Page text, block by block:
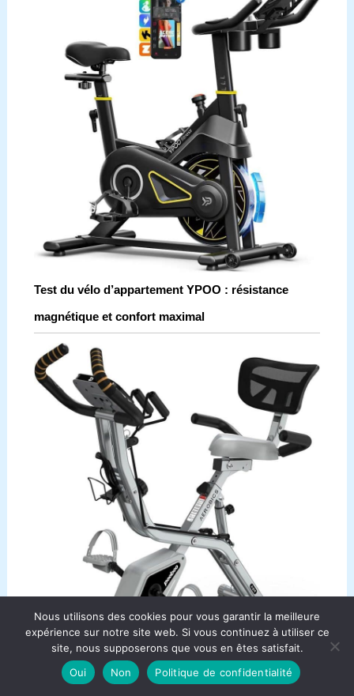
Test du vélo d’appartement YPOO : résistance
magnétique et confort maximal
Nous utilisons des cookies pour vous garantir la meilleure
expérience sur notre site web. Si vous continuez à utiliser ce
site, nous supposerons que vous en êtes satisfait.
Oui
Non Politique de confidentialité